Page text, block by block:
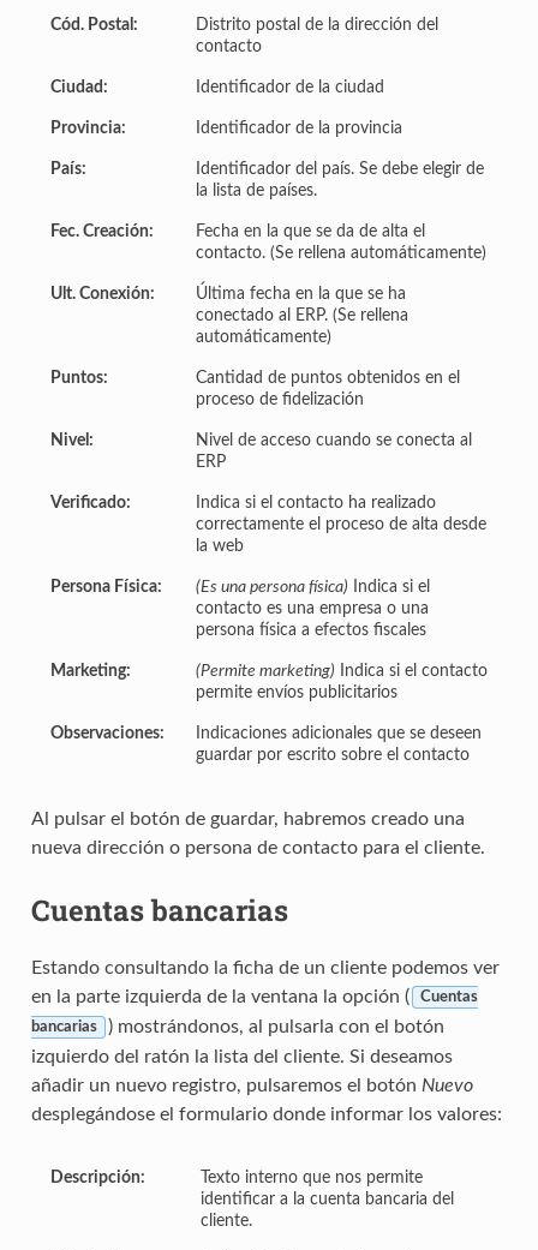
Cód. Postal:
Distrito postal de la dirección del
contacto
Ciudad: Identificador de la ciudad
Provincia: Identificador de la provincia
País:
Identificador del país. Se debe elegir de
la lista de países.
Fec. Creación:
Fecha en la que se da de alta el
contacto. (Se rellena automáticamente)
Ult. Conexión:
Última fecha en la que se ha
conectado al ERP. (Se rellena
automáticamente)
Puntos:
Cantidad de puntos obtenidos en el
proceso de fidelización
Nivel:
Nivel de acceso cuando se conecta al
ERP
Verificado:
Indica si el contacto ha realizado
correctamente el proceso de alta desde
la web
Persona Física: (Es una persona física) Indica si el
contacto es una empresa o una
persona física a efectos fiscales
Marketing: (Permite marketing) Indica si el contacto
permite envíos publicitarios
Observaciones:
Indicaciones adicionales que se deseen
guardar por escrito sobre el contacto
Al pulsar el botón de guardar, habremos creado una
nueva dirección o persona de contacto para el cliente.
Cuentas bancarias
Estando consultando la ficha de un cliente podemos ver
en la parte izquierda de la ventana la opción (
Cuentas
bancarias
) mostrándonos, al pulsarla con el botón
izquierdo del ratón la lista del cliente. Si deseamos
añadir un nuevo registro, pulsaremos el botón Nuevo
desplegándose el formulario donde informar los valores:
Descripción:
Texto interno que nos permite
identificar a la cuenta bancaria del
cliente.